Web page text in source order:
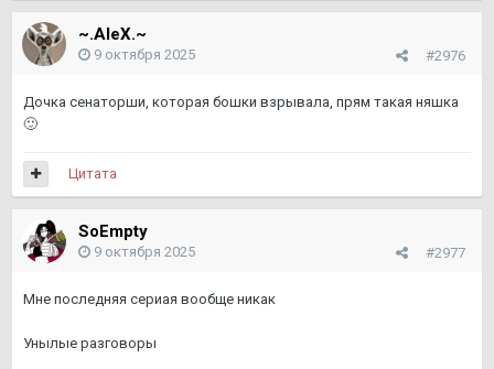
~.AleX.~
#2976
9 октября 2025
Дочка сенаторши, которая бошки взрывала, прям такая няшка
🙂
Цитата
SoEmpty
#2977
9 октября 2025
Мне последняя сериая вообще никак
Унылые разговоры